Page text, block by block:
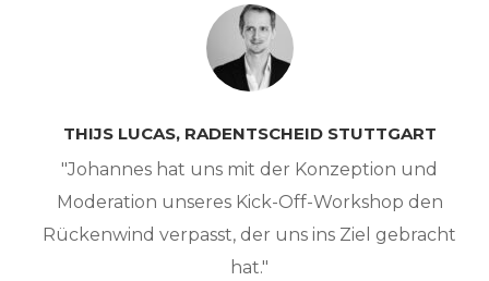
THIJS LUCAS, RADENTSCHEID STUTTGART
"Johannes hat uns mit der Konzeption und
Moderation unseres Kick-Off-Workshop den
Rückenwind verpasst, der uns ins Ziel gebracht
hat."